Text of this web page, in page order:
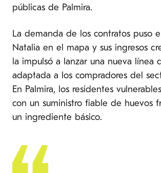
públicas de Palmira.
La demanda de los contratos puso
Natalia en el mapa y sus ingresos
la impulsó a lanzar una nueva línea
adaptada a los compradores del
En Palmira, los residentes
con un suministro fiable de huevos
un ingrediente básico.